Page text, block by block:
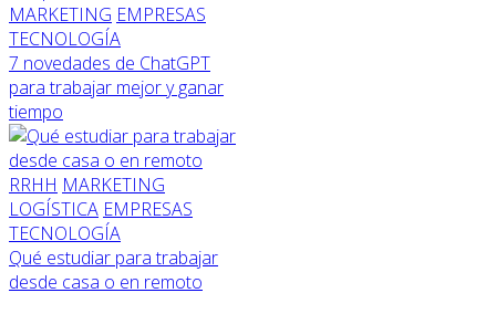
MARKETING EMPRESAS
TECNOLOGÍA
7 novedades de ChatGPT
para trabajar mejor y ganar
tiempo
RRHH MARKETING
LOGÍSTICA EMPRESAS
TECNOLOGÍA
Qué estudiar para trabajar
desde casa o en remoto